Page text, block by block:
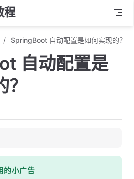
程
SpringBoot 自动配置是如何实现的？
自动配置是
的小广告